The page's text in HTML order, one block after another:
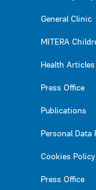
General Clinic
MITERA
Health Articles
Press Office
Publications
Personal Data
Cookies Policy
Press Office